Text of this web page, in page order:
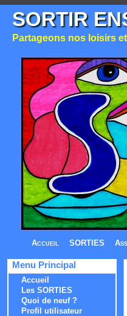
SORTIR
Partageons nos loisirs
Accueil SORTIES
Menu Principal
Accueil
Les SORTIES
Quoi de neuf ?
Profil utilisateur